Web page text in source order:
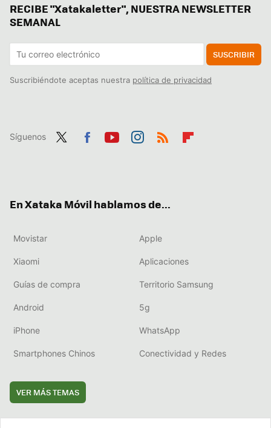
RECIBE "Xatakaletter", NUESTRA NEWSLETTER
SEMANAL
SUSCRIBIR
Suscribiéndote aceptas nuestra política de privacidad
Síguenos
En Xataka Móvil hablamos de...
Movistar Apple
Xiaomi Aplicaciones
Guías de compra Territorio Samsung
Android 5g
iPhone WhatsApp
Smartphones Chinos Conectividad y Redes
VER MÁS TEMAS